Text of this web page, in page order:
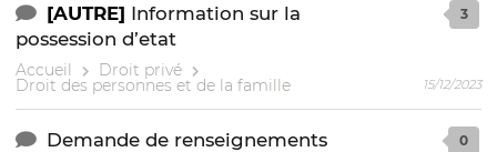
[AUTRE] Information sur la
possession d’etat
Accueil Droit privé
Droit des personnes et de la famille
3
15/12/2023
Demande de renseignements
0